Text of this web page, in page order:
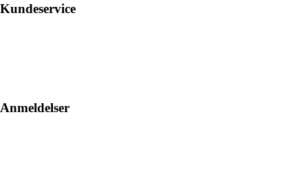
Kundeservice
Anmeldelser